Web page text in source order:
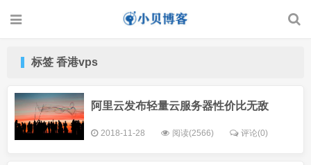
标签 香港vps
阿里云发布轻量云服务器性价比无敌
2018-11-28 阅读(2566) 评论(0)